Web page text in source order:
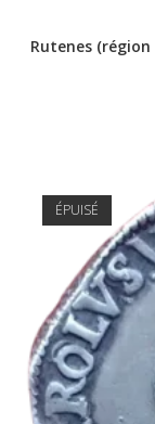
Rutenes
ÉPUISÉ